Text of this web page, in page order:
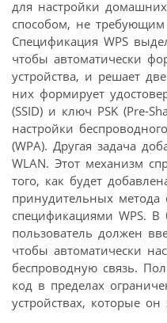
для настройки
способом, не требующим
Спецификация WPS
чтобы автоматически
устройства, и решает
них формирует
(SSID) и ключ PSK (Pre-
настройки
(WPA). Другая задача
WLAN. Этот механизм
того, как будет
принудительных метода
спецификациями WPS.
пользователь должен
чтобы автоматически
беспроводную связь.
код в пределах
устройствах, которые